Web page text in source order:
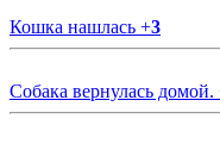
Кошка нашлась +3
Собака вернулась домой.